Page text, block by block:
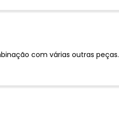
com várias outras peças.